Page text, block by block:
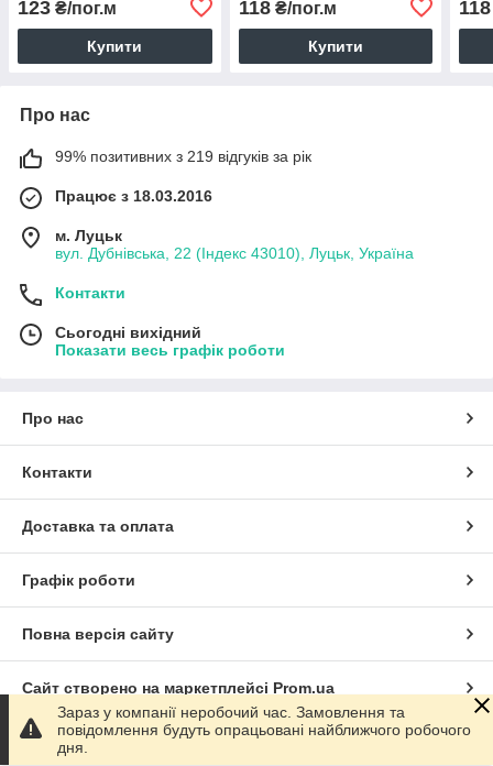
123 ₴/пог.м
Купити
118₴/пог.м
Купити
118
Про нас
99% позитивних з 219 відгуків за рік
Працює з 18.03.2016
м. Луцьк
вул. Дубнівська, 22 (Індекс 43010), Луцьк, Україна
Контакти
Сьогодні вихідний
Показати весь графік роботи
Про нас
Контакти
Доставка та оплата
Графік роботи
Повна версія сайту
Сайт створено на маркетплейсі Prom.ua
Політика конфіденційності
Зараз у компанії неробочий час. Замовлення та
повідомлення будуть опрацьовані найближчого робочого
дня.